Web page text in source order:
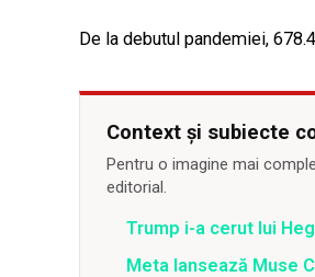
De la debutul pandemiei,
Context și subiecte
Pentru o imagine mai
editorial.
Trump i-a cerut lui
Meta lansează Muse